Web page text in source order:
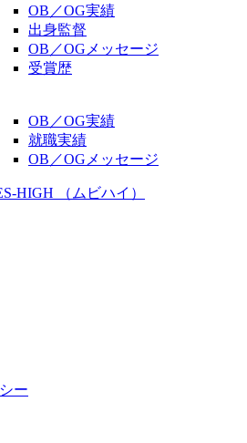
OB／OG実績
出身監督
OB／OGメッセージ
受賞歴
OB／OG実績
就職実績
OB／OGメッセージ
HIGH （ムビハイ）
ー